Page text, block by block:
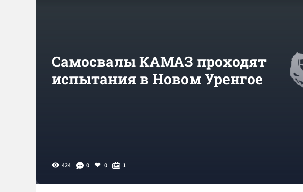
Самосвалы КАМАЗ проходят
испытания в Новом Уренгое
424 0 0 1